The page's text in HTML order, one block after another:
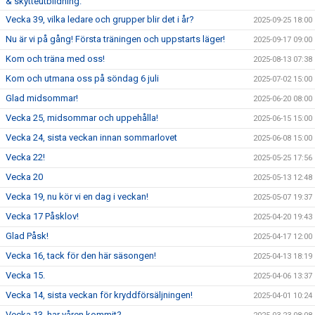
Vecka 39, vilka ledare och grupper blir det i år?
2025-09-25 18:00
Nu är vi på gång! Första träningen och uppstarts läger! 2025-09-17 09:00
Kom och träna med oss! 2025-08-13 07:38
Kom och utmana oss på söndag 6 juli 2025-07-02 15:00
Glad midsommar! 2025-06-20 08:00
Vecka 25, midsommar och uppehålla! 2025-06-15 15:00
Vecka 24, sista veckan innan sommarlovet 2025-06-08 15:00
Vecka 22! 2025-05-25 17:56
Vecka 20 2025-05-13 12:48
Vecka 19, nu kör vi en dag i veckan! 2025-05-07 19:37
Vecka 17 Påsklov! 2025-04-20 19:43
Glad Påsk! 2025-04-17 12:00
Vecka 16, tack för den här säsongen! 2025-04-13 18:19
Vecka 15. 2025-04-06 13:37
Vecka 14, sista veckan för kryddförsäljningen! 2025-04-01 10:24